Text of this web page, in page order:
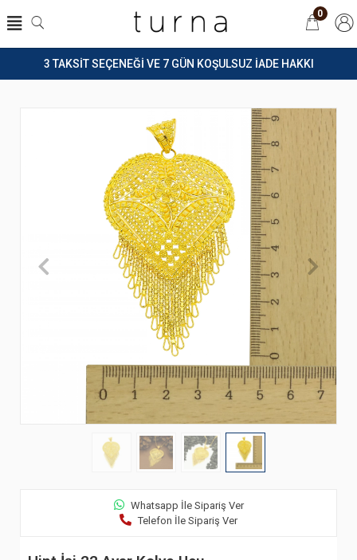
3 TAKSİT SEÇENEĞİ VE 7 GÜN KOŞULSUZ İADE HAKKI
0
Whatsapp İle Sipariş Ver
Telefon İle Sipariş Ver